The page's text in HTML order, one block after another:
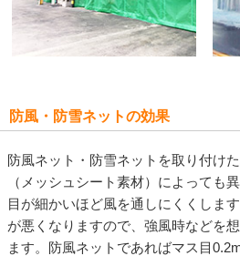
防風・防雪ネットの効果
防風ネット・防雪ネットを取り付け
（メッシュシート素材）によっても
目が細かいほど風を通しにくくしま
が悪くなりますので、強風時などを
ます。防風ネットであればマス目